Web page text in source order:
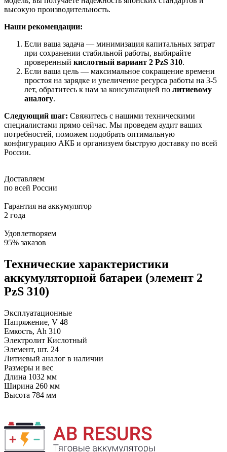
высокую производительность.
Наши рекомендации:
Если ваша задача — минимизация капитальных затрат
при сохранении стабильной работы, выбирайте
проверенный кислотный вариант 2 PzS 310.
Если ваша цель — максимальное сокращение времени
простоя на зарядке и увеличение ресурса работы на 3-5
лет, обратитесь к нам за консультацией по литиевому
аналогу.
Следующий шаг: Свяжитесь с нашими техническими
специалистами прямо сейчас. Мы проведем аудит ваших
потребностей, поможем подобрать оптимальную
конфигурацию АКБ и организуем быструю доставку по всей
России.
Доставляем
по всей России
Гарантия на аккумулятор
2 года
Удовлетворяем
95% заказов
Технические характеристики
аккумуляторной батареи (элемент 2
PzS 310)
Эксплуатационные
Напряжение, V 48
Емкость, Ah 310
Электролит Кислотный
Элемент, шт. 24
Литиевый аналог в наличии
Размеры и вес
Длина 1032 мм
Ширина 260 мм
Высота 784 мм